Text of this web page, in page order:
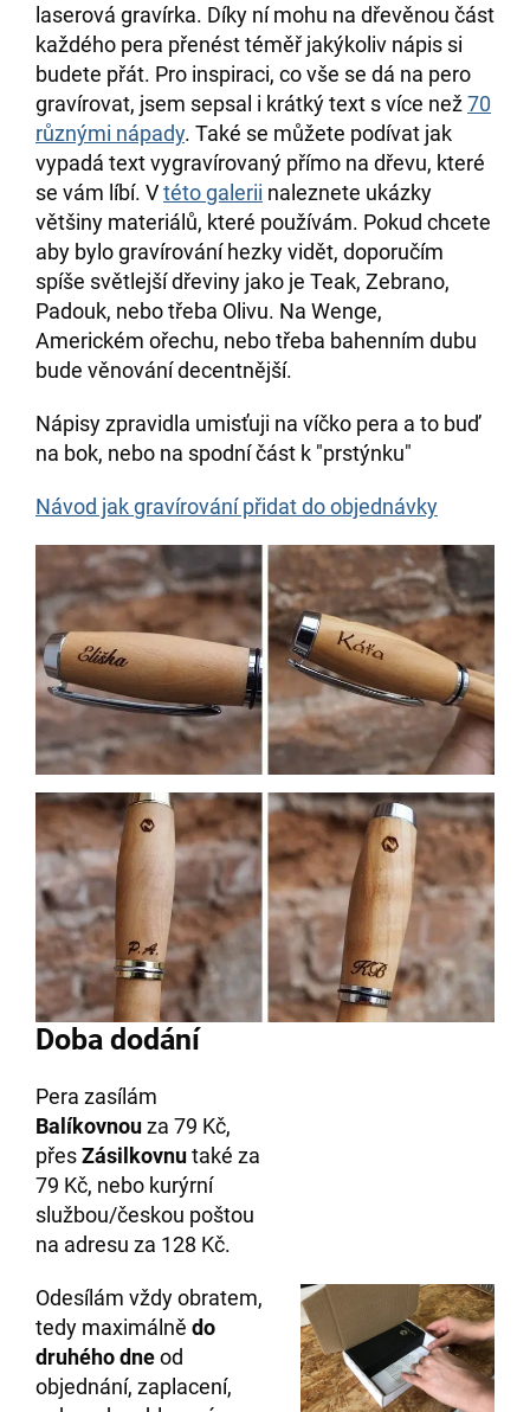
laserová gravírka. Díky ní mohu na dřevěnou část
každého pera přenést téměř jakýkoliv nápis si
budete přát. Pro inspiraci, co vše se dá na pero
gravírovat, jsem sepsal i krátký text s více než70
různými nápady. Také se můžete podívat jak
vypadá text vygravírovaný přímo na dřevu, které
se vám líbí. Vtéto galerii naleznete ukázky
většiny materiálů, které používám. Pokud chcete
aby bylo gravírování hezky vidět, doporučím
spíše světlejší dřeviny jako je Teak, Zebrano,
Padouk, nebo třeba Olivu. Na Wenge,
Americkém ořechu, nebo třeba bahenním dubu
bude věnování decentnější.
Nápisy zpravidla umisťuji na víčko pera a to buď
na bok, nebo na spodní část k "prstýnku"
Návod jak gravírování přidat do objednávky
Doba dodání
Pera zasílám
Balíkovnouza 79 Kč,
přesZásilkovnutaké za
79 Kč, nebo kurýrní
službou/českou poštou
na adresu za 128 Kč.
Odesílám vždy obratem,
tedy maximálně do
druhéhodneod
objednání, zaplacení,